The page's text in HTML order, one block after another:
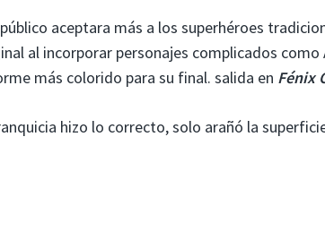
aceptara más a los superhéroes
al incorporar personajes complicados como
más colorido para su final. salida en Fénix
hizo lo correcto, solo arañó la